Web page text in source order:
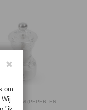
10 CM (PEPER- EN